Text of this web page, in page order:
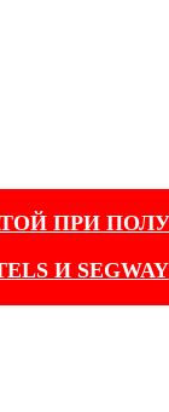
ПРИ
И SEGWAY